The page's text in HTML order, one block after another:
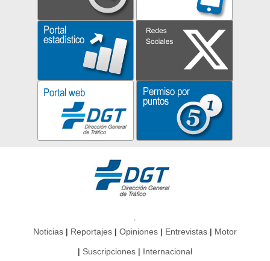
Noticias Reportajes Opiniones Entrevistas Motor
Suscripciones Internacional